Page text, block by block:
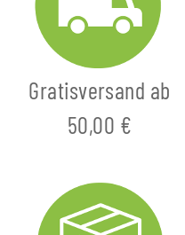
Gratisversand ab
50,00 €